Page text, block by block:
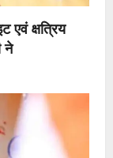
एवं क्षत्रिय
ने